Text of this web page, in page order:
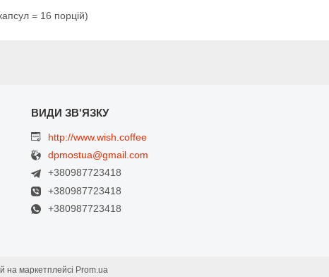
= 16 порцій)
http://www.wish.coffee
dpmostua@gmail.com
+380987723418
+380987723418
+380987723418
на маркетплейсі Prom.ua